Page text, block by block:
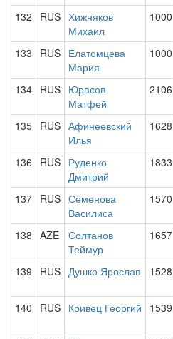
132 RUS Хижняков
Михаил
1000
133 RUS Елатомцева
Мария
1000
134 RUS Юрасов
Матфей
2106
135 RUS Афинеевский
Илья
1628
136 RUS Руденко
Дмитрий
1833
137 RUS Семенова
Василиса
1570
138 AZE
Солтанов
Теймур
1657
139 RUS Душко Ярослав 1528
140 RUS Кривец Георгий 1539